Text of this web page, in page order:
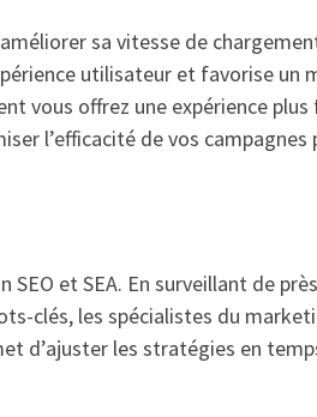
sa vitesse de
utilisateur et favorise un
vous offrez une expérience
l’efficacité de vos campagnes
et SEA. En surveillant de
clés, les spécialistes du
d’ajuster les stratégies en